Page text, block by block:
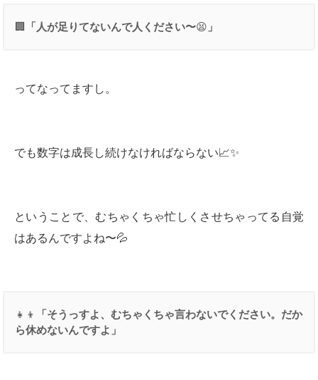
🏢 「人が足りてないんで人ください〜😫 」
ってなってますし。
でも数字は成長し続けなければならない📈✨
ということで、むちゃくちゃ忙しくさせちゃってる自覚
はあるんですよね〜💦
👧👦
「そうっすよ、むちゃくちゃ言わないでください。だか
ら休めないんですよ」